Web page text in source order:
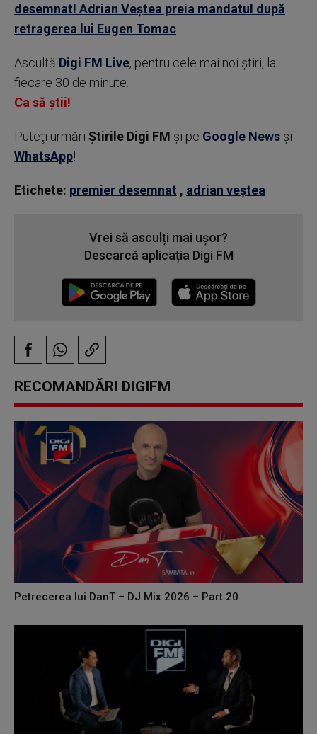
desemnat! Adrian Veștea preia mandatul după
retragerea lui Eugen Tomac
Ascultă Digi FM Live, pentru cele mai noi știri, la
fiecare 30 de minute.
Ca să știi!
Puteţi urmări Știrile Digi FM şi pe Google News şi
WhatsApp!
Etichete: premier desemnat , adrian veştea
Vrei să asculți mai ușor?
Descarcă aplicația Digi FM
RECOMANDĂRI DIGIFM
Petrecerea lui DanT – DJ Mix 2026 – Part 20